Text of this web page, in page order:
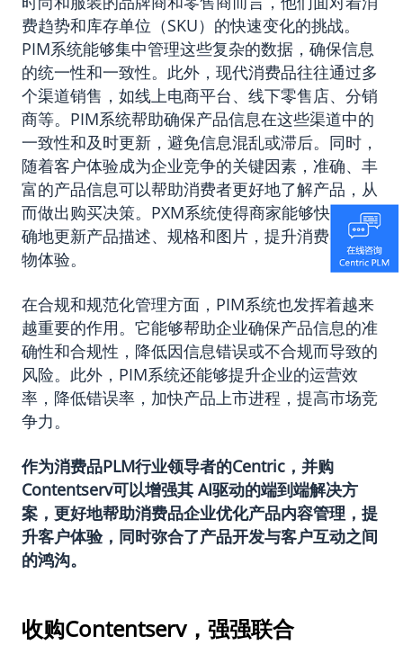
费趋势和库存单位（SKU）的快速变化的挑战。
PIM系统能够集中管理这些复杂的数据，确保信息
的统一性和一致性。此外，现代消费品往往通过多
个渠道销售，如线上电商平台、线下零售店、分销
商等。PIM系统帮助确保产品信息在这些渠道中的
一致性和及时更新，避免信息混乱或滞后。同时，
随着客户体验成为企业竞争的关键因素，准确、丰
富的产品信息可以帮助消费者更好地了解产品，从
而做出购买决策。PXM系统使得商家能够快速、精
确地更新产品描述、规格和图片，提升消费者的购
物体验。
在合规和规范化管理方面，PIM系统也发挥着越来
越重要的作用。它能够帮助企业确保产品信息的准
确性和合规性，降低因信息错误或不合规而导致的
风险。此外，PIM系统还能够提升企业的运营效
率，降低错误率，加快产品上市进程，提高市场竞
争力。
作为消费品PLM行业领导者的Centric，并购
Contentserv可以增强其 AI驱动的端到端解决方
案，更好地帮助消费品企业优化产品内容管理，提
升客户体验，同时弥合了产品开发与客户互动之间
的鸿沟。
收购Contentserv，强强联合